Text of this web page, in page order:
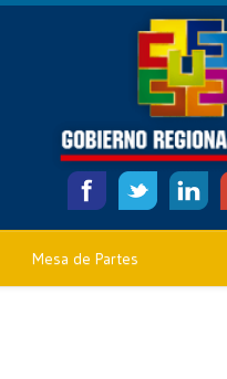
Mesa de Partes